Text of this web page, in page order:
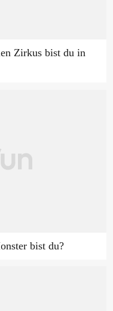
Zirkus bist du in
bist du?